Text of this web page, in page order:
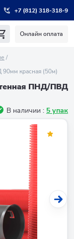
+7 (812) 318-318-9
Онлайн оплата
90мм красная (50м)
ПНД/ПВД
В наличии : 5 упак